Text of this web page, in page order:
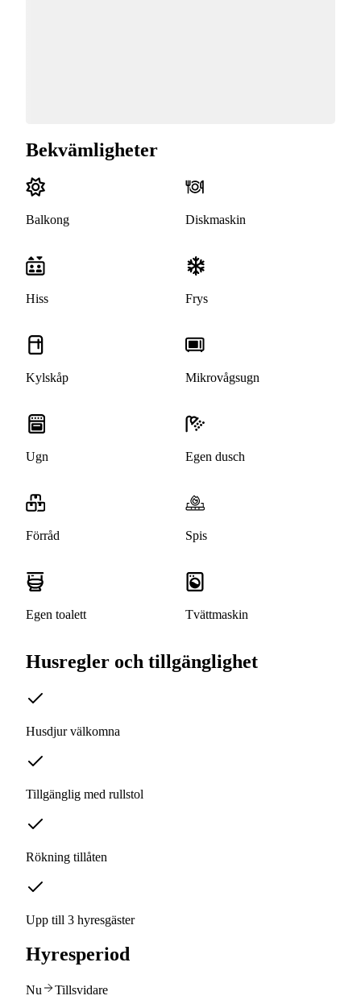
Bekvämligheter
Balkong Diskmaskin
Hiss Frys
Kylskåp Mikrovågsugn
Ugn Egen dusch
Förråd Spis
Egen toalett Tvättmaskin
Husregler och tillgänglighet
Husdjur välkomna
Tillgänglig med rullstol
Rökning tillåten
Upp till 3 hyresgäster
Hyresperiod
Nu Tillsvidare